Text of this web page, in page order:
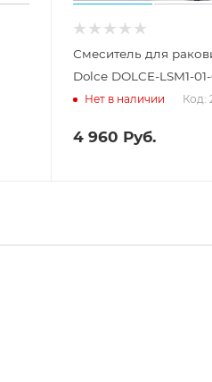
Смеситель для
Dolce DOLCE-LSM1-
Нет в наличии Код:
4 960 Руб.